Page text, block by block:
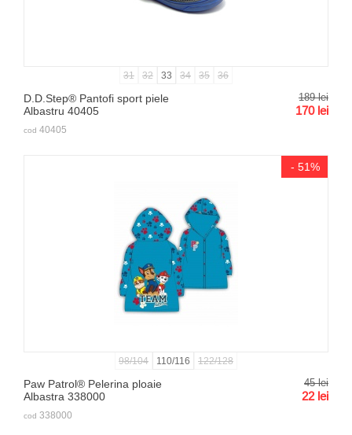
31 32 33 34 35 36
D.D.Step® Pantofi sport piele
Albastru 40405
189 lei
170 lei
cod 40405
- 51%
98/104 110/116 122/128
Paw Patrol® Pelerina ploaie
Albastra 338000
45 lei
22 lei
cod 338000